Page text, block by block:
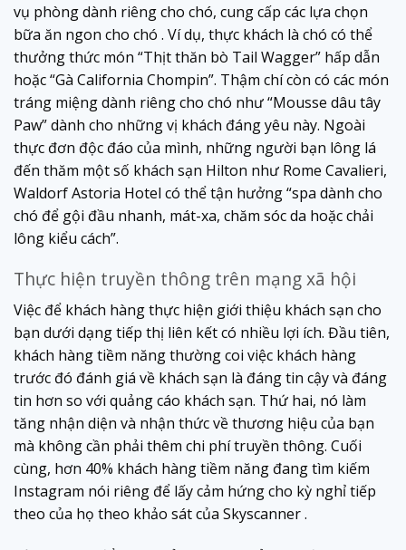
vụ phòng dành riêng cho chó, cung cấp các lựa chọn
bữa ăn ngon cho chó . Ví dụ, thực khách là chó có thể
thưởng thức món “Thịt thăn bò Tail Wagger” hấp dẫn
hoặc “Gà California Chompin”. Thậm chí còn có các món
tráng miệng dành riêng cho chó như “Mousse dâu tây
Paw” dành cho những vị khách đáng yêu này. Ngoài
thực đơn độc đáo của mình, những người bạn lông lá
đến thăm một số khách sạn Hilton như Rome Cavalieri,
Waldorf Astoria Hotel có thể tận hưởng “spa dành cho
chó để gội đầu nhanh, mát-xa, chăm sóc da hoặc chải
lông kiểu cách”.
Thực hiện truyền thông trên mạng xã hội
Việc để khách hàng thực hiện giới thiệu khách sạn cho
bạn dưới dạng tiếp thị liên kết có nhiều lợi ích. Đầu tiên,
khách hàng tiềm năng thường coi việc khách hàng
trước đó đánh giá về khách sạn là đáng tin cậy và đáng
tin hơn so với quảng cáo khách sạn. Thứ hai, nó làm
tăng nhận diện và nhận thức về thương hiệu của bạn
mà không cần phải thêm chi phí truyền thông. Cuối
cùng, hơn 40% khách hàng tiềm năng đang tìm kiếm
Instagram nói riêng để lấy cảm hứng cho kỳ nghỉ tiếp
theo của họ theo khảo sát của Skyscanner .